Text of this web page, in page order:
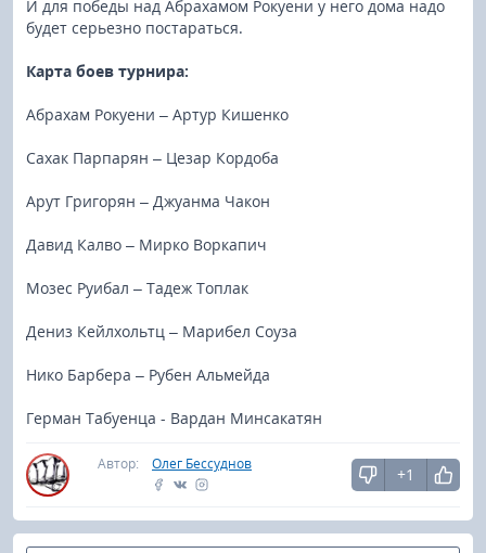
И для победы над Абрахамом Рокуени у него дома надо
будет серьезно постараться.
Карта боев турнира:
Абрахам Рокуени – Артур Кишенко
Сахак Парпарян – Цезар Кордоба
Арут Григорян – Джуанма Чакон
Давид Калво – Мирко Воркапич
Мозес Руибал – Тадеж Топлак
Дениз Кейлхольтц – Марибел Соуза
Нико Барбера – Рубен Альмейда
Герман Табуенца - Вардан Минсакатян
Автор: Олег Бессуднов
+1